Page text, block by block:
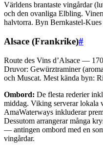
Världens brantaste vingårdar
och den ovanliga Elbling.
halvtorra. Byn Bernkastel-Kues
Alsace (Frankrike)#
Route des Vins d’Alsace —
Druvor: Gewürztraminer
och Muscat. Mest kända byn:
Ombord: De flesta rederier
middag. Viking serverar lokala
AmaWaterways inkluderar
Dessutom arrangerar många
— antingen ombord med en
vingårdar.